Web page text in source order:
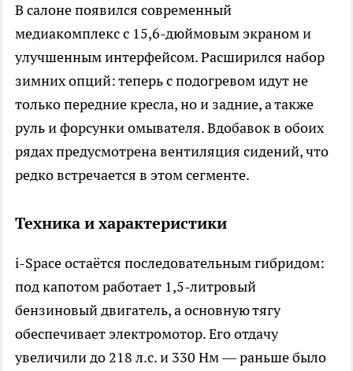
В салоне появился современный
медиакомплекс с 15,6-дюймовым экраном и
улучшенным интерфейсом. Расширился набор
зимних опций: теперь с подогревом идут не
только передние кресла, но и задние, а также
руль и форсунки омывателя. Вдобавок в обоих
рядах предусмотрена вентиляция сидений, что
редко встречается в этом сегменте.
Техника и характеристики
i-Space остаётся последовательным гибридом:
под капотом работает 1,5-литровый
бензиновый двигатель, а основную тягу
обеспечивает электромотор. Его отдачу
увеличили до 218 л.с. и 330 Нм — раньше было